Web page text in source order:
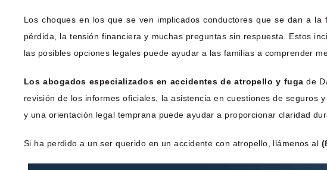
Los choques en los que se ven implicados conductores que se dan a
pérdida, la tensión financiera y muchas preguntas sin respuesta. Estos
las posibles opciones legales puede ayudar a las familias a comprender
Los abogados especializados en accidentes de atropello y fuga de
revisión de los informes oficiales, la asistencia en cuestiones de seguros
y una orientación legal temprana puede ayudar a proporcionar claridad
Si ha perdido a un ser querido en un accidente con atropello, llámenos al